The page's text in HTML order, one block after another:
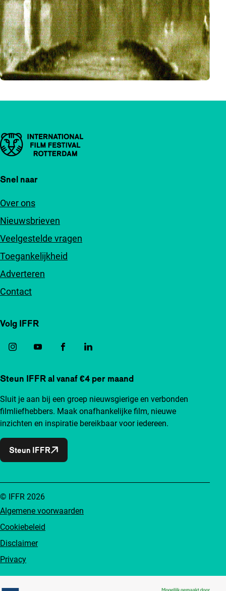
Belangrijke links
Snel naar
Over ons
Nieuwsbrieven
Veelgestelde vragen
Toegankelijkheid
Adverteren
Contact
Volg IFFR
Steun IFFR al vanaf €4 per maand
Sluit je aan bij een groep nieuwsgierige en verbonden
filmliefhebbers. Maak onafhankelijke film, nieuwe
inzichten en inspiratie bereikbaar voor iedereen.
Steun IFFR
Algemene voorwaarden
Cookiebeleid
Disclaimer
Privacy
© IFFR 2026